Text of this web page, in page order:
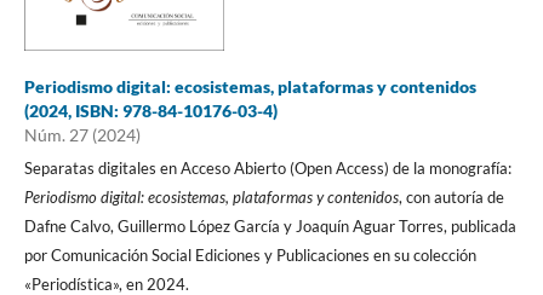
Periodismo digital: ecosistemas, plataformas y contenidos
(2024, ISBN: 978-84-10176-03-4)
Núm. 27 (2024)
Separatas digitales en Acceso Abierto (Open Access) de la monografía:
Periodismo digital: ecosistemas, plataformas y contenidos, con autoría de
Dafne Calvo, Guillermo López García y Joaquín Aguar Torres, publicada
por Comunicación Social Ediciones y Publicaciones en su colección
«Periodística», en 2024.